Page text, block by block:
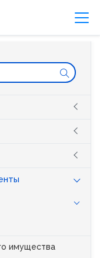
имущества